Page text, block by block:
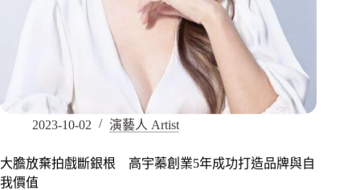
2023-10-02 演藝人 Artist
大膽放棄拍戲斷銀根 高宇蓁創業5年成功打造品牌與自
我價值